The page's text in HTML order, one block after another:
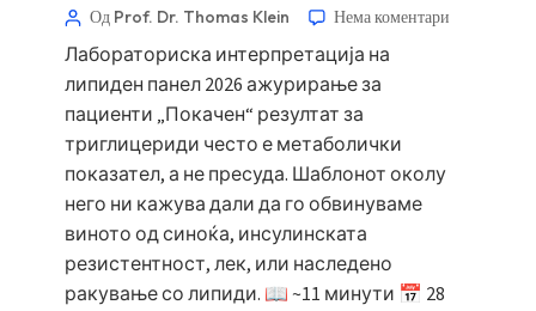
Од Prof. Dr. Thomas Klein Нема коментари
Лабораториска интерпретација на
липиден панел 2026 ажурирање за
пациенти „Покачен“ резултат за
триглицериди често е метаболички
показател, а не пресуда. Шаблонот околу
него ни кажува дали да го обвинуваме
виното од синоќа, инсулинската
резистентност, лек, или наследено
ракување со липиди. 📖 ~11 минути 📅 28